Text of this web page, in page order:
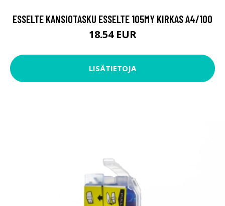
ESSELTE KANSIOTASKU ESSELTE 105MY KIRKAS A4/100
18.54 EUR
LISÄTIETOJA